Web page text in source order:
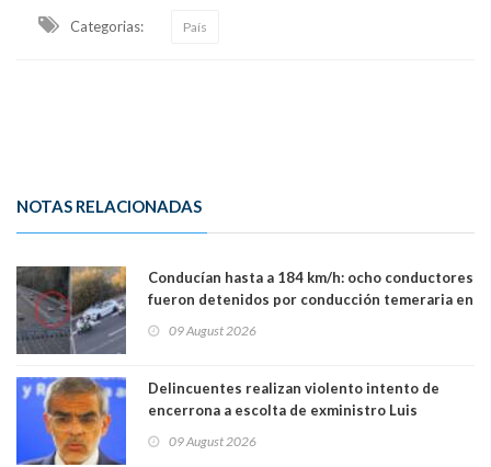
Categorias: País
NOTAS RELACIONADAS
Conducían hasta a 184 km/h: ocho conductores
fueron detenidos por conducción temeraria en
09 August 2026
Delincuentes realizan violento intento de
encerrona a escolta de exministro Luis
Lo Espejo
09 August 2026